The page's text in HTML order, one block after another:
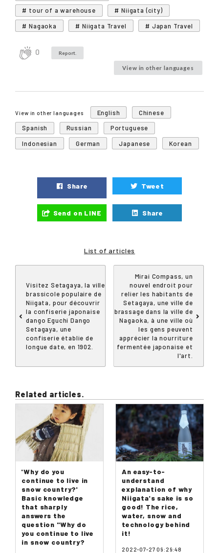
# tour of a warehouse
# Niigata (city)
# Nagaoka
# Niigata Travel # Japan Travel
0 Report.
View in other languages
View in other languages English
Chinese
Spanish
Russian
Portuguese
Indonesian
German Japanese Korean
Share Tweet
Send on LINE Share
List of articles
Visitez Setagaya, la ville
brassicole populaire de
Niigata, pour découvrir
la confiserie japonaise
dango Eguchi Dango
Setagaya, une
confiserie établie de
longue date, en 1902.
Mirai Compass, un
nouvel endroit pour
relier les habitants de
Setagaya, une ville de
brassage dans la ville de
Nagaoka, à une ville où
les gens peuvent
apprécier la nourriture
fermentée japonaise et
l'art.
Related articles.
'Why do you
continue to live in
snow country?'
Basic knowledge
that sharply
answers the
question "Why do
you continue to live
in snow country?
An easy-to-
understand
explanation of why
Niigata's sake is so
good! The rice,
water, snow and
technology behind
it!
2022-07-27 09:29:48